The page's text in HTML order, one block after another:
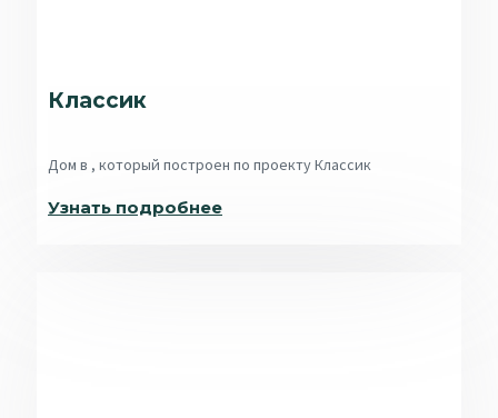
Классик
Дом в , который построен по проекту Классик
Узнать подробнее